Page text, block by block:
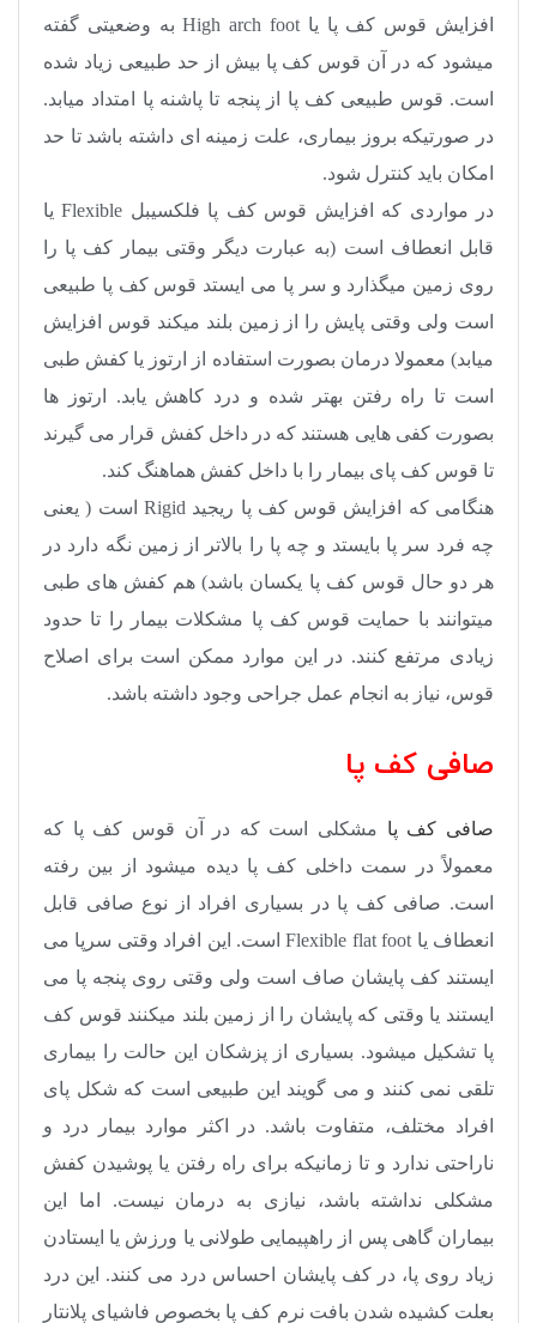
افزایش قوس کف پا یا High arch footبه وضعیتی گفته
میشود که در آن قوس کف پا بیش از حد طبیعی زیاد شده
است. قوس طبیعی کف پا از پنجه تا پاشنه پا امتداد میابد.
در صورتیکه بروز بیماری، علت زمینه ای داشته باشد تا حد
امکان باید کنترل شود.
در مواردی که افزایش قوس کف پا فلکسیبل Flexible یا
قابل انعطاف است (به عبارت دیگر وقتی بیمار کف پا را
روی زمین میگذارد و سر پا می ایستد قوس کف پا طبیعی
است ولی وقتی پایش را از زمین بلند میکند قوس افزایش
میابد) معمولا درمان بصورت استفاده از ارتوز یا کفش طبی
است تا راه رفتن بهتر شده و درد کاهش یابد. ارتوز ها
بصورت کفی هایی هستند که در داخل کفش قرار می گیرند
تا قوس کف پای بیمار را با داخل کفش هماهنگ کند.
هنگامی که افزایش قوس کف پا ریجید Rigid است ( یعنی
چه فرد سر پا بایستد و چه پا را بالاتر از زمین نگه دارد در
هر دو حال قوس کف پا یکسان باشد) هم کفش های طبی
میتوانند با حمایت قوس کف پا مشکلات بیمار را تا حدود
زیادی مرتفع کنند. در این موارد ممکن است برای اصلاح
قوس، نیاز به انجام عمل جراحی وجود داشته باشد.
صافی کف پا
صافی کف پا مشکلی است که در آن قوس کف پا که
معمولاً در سمت داخلی کف پا دیده میشود از بین رفته
است. صافی کف پا در بسیاری افراد از نوع صافی قابل
انعطاف یا Flexible flat foot است. این افراد وقتی سرپا می
ایستند کف پایشان صاف است ولی وقتی روی پنجه پا می
ایستند یا وقتی که پایشان را از زمین بلند میکنند قوس کف
پا تشکیل میشود. بسیاری از پزشکان این حالت را بیماری
تلقی نمی کنند و می گویند این طبیعی است که شکل پای
افراد مختلف، متفاوت باشد. در اکثر موارد بیمار درد و
ناراحتی ندارد و تا زمانیکه برای راه رفتن یا پوشیدن کفش
مشکلی نداشته باشد، نیازی به درمان نیست. اما این
بیماران گاهی پس از راهپیمایی طولانی یا ورزش یا ایستادن
زیاد روی پا، در کف پایشان احساس درد می کنند. این درد
بعلت کشیده شدن بافت نرم کف پا بخصوص فاشیای پلانتار